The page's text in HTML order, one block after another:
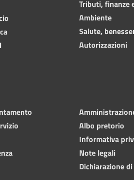
Tributi, finanze
Ambiente
Salute,
Autorizzazioni
Albo pretorio
Informativa
Note legali
Dichiarazione